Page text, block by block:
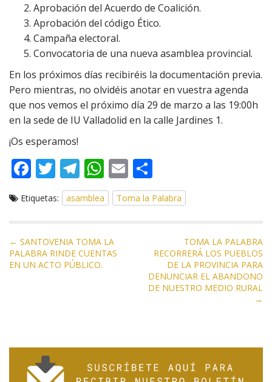
Aprobación del Acuerdo de Coalición.
Aprobación del código Ético.
Campaña electoral.
Convocatoria de una nueva asamblea provincial.
En los próximos días recibiréis la documentación previa.
Pero mientras, no olvidéis anotar en vuestra agenda
que nos vemos el próximo día 29 de marzo a las 19:00h
en la sede de IU Valladolid en la calle Jardines 1.
¡Os esperamos!
F
e
o
o
T
w
itt
T
el
e
a
m
W
h
at
A
p
E
m
ai
o
m
ar
ti
r
Etiquetas: asamblea Toma la Palabra
N
a
i
← SANTOVENIA TOMA LA
PALABRA RINDE CUENTAS
EN UN ACTO PÚBLICO.
TOMA LA PALABRA
RECORRERÁ LOS PUEBLOS
DE LA PROVINCIA PARA
DENUNCIAR EL ABANDONO
DE NUESTRO MEDIO RURAL
→